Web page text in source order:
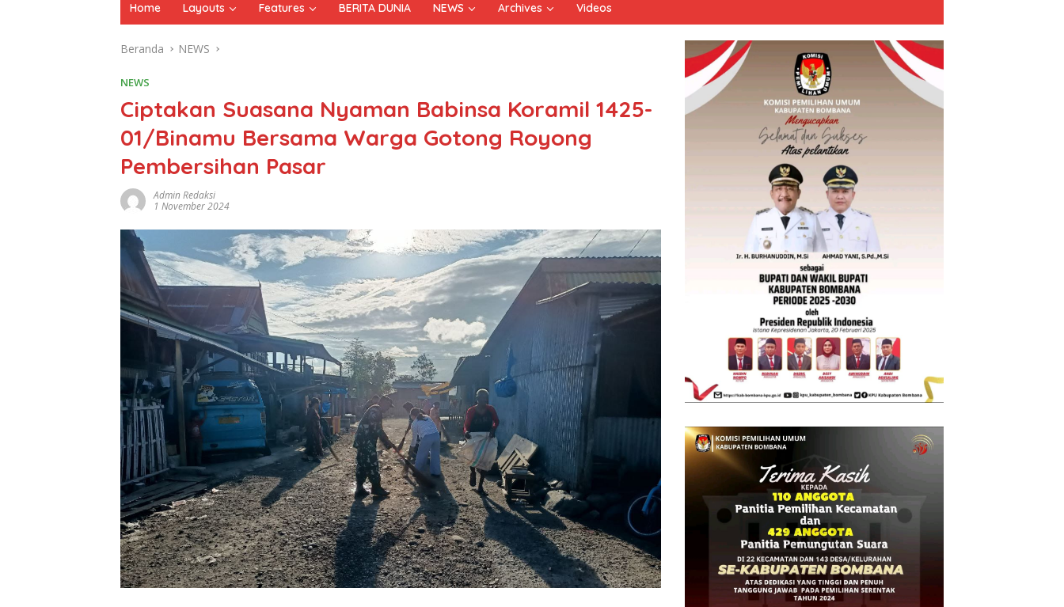
Home Layouts Features BERITA DUNIA NEWS Archives Videos
Beranda NEWS
NEWS
Ciptakan Suasana Nyaman Babinsa Koramil 1425-
01/Binamu Bersama Warga Gotong Royong
Pembersihan Pasar
Admin Redaksi
1 November 2024